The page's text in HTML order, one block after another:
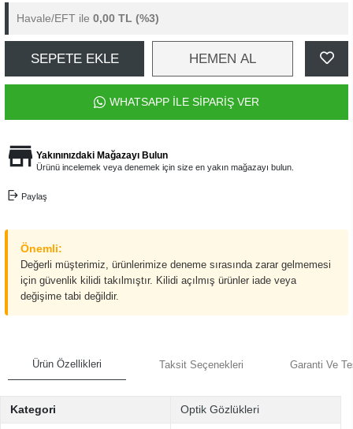
Havale/EFT ile 0,00 TL (%3)
SEPETE EKLE HEMEN AL
WHATSAPP İLE SİPARİŞ VER
Yakınınızdaki Mağazayı Bulun
Ürünü incelemek veya denemek için size en yakın mağazayı bulun.
Paylaş
Önemli:
Değerli müşterimiz, ürünlerimize deneme sırasında zarar gelmemesi
için güvenlik kilidi takılmıştır. Kilidi açılmış ürünler iade veya
değişime tabi değildir.
Ürün Özellikleri Taksit Seçenekleri Garanti Ve
Kategori Optik Gözlükleri